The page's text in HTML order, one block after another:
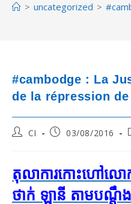
> uncategorized >
#cambodge : La
de la répression de
PostCI
Post03/08/2016
តុលាការ​កោះ​ហៅ​លោ
ថាក់ ឡានី តាម​បណ្